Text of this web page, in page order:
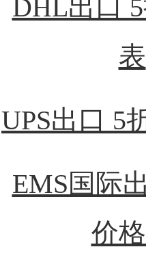
DHL出口
表
UPS出口 5
EMS国际
价